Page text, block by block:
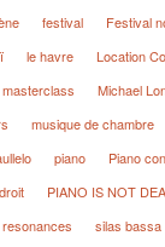
festival
Festival
le havre
Location
masterclass
Michael
musique de chambre
piano
Piano
PIANO IS NOT
resonances silas bassa